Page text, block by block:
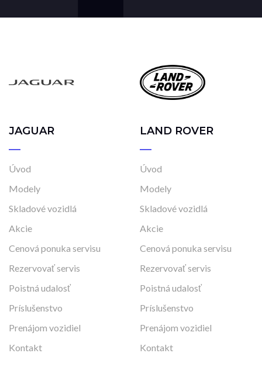
JAGUAR
Úvod
Modely
Skladové vozidlá
Akcie
Cenová ponuka servisu
Rezervovať servis
Poistná udalosť
Príslušenstvo
Prenájom vozidiel
Kontakt
LAND ROVER
Úvod
Modely
Skladové vozidlá
Akcie
Cenová ponuka servisu
Rezervovať servis
Poistná udalosť
Príslušenstvo
Prenájom vozidiel
Kontakt